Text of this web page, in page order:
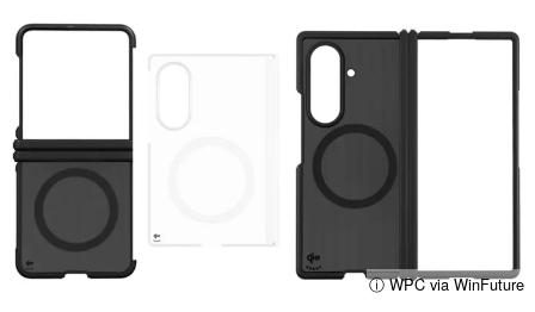
ⓘ WPC via WinFuture